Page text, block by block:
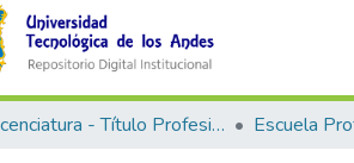
Licenciatura - Título Profesional